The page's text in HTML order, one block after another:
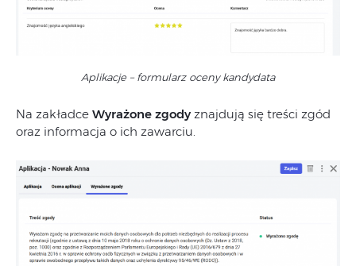
Aplikacje – formularz oceny kandydata
Na zakładce Wyrażone zgody znajdują się treści zgód
oraz informacja o ich zawarciu.